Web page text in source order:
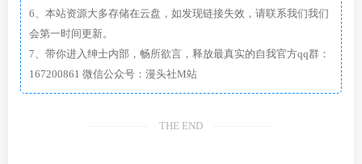
6、本站资源大多存储在云盘，如发现链接失效，请联系我们我们
会第一时间更新。
7、带你进入绅士内部，畅所欲言，释放最真实的自我官方qq群：
167200861 微信公众号：漫头社M站
THE END